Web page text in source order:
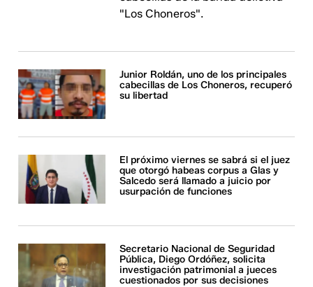
"Los Choneros".
Junior Roldán, uno de los principales
cabecillas de Los Choneros, recuperó
su libertad
El próximo viernes se sabrá si el juez
que otorgó habeas corpus a Glas y
Salcedo será llamado a juicio por
usurpación de funciones
Secretario Nacional de Seguridad
Pública, Diego Ordóñez, solicita
investigación patrimonial a jueces
cuestionados por sus decisiones